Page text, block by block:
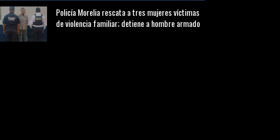
Policía Morelia rescata a tres mujeres víctimas
de violencia familiar; detiene a hombre armado